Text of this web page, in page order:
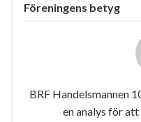
Föreningens betyg
BRF Handelsmannen
en analys för